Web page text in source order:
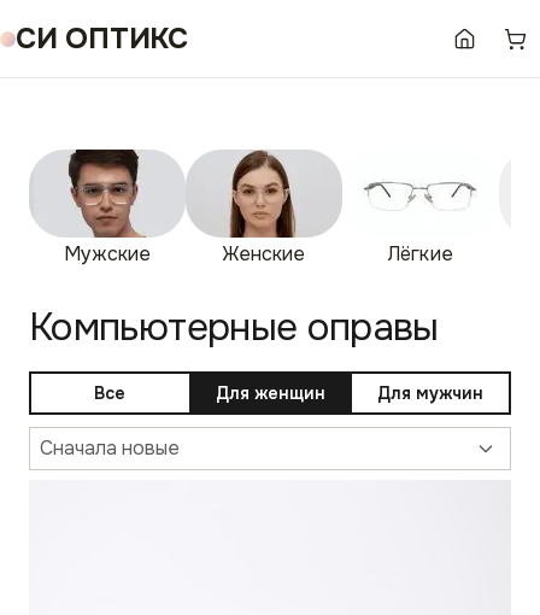
СИ ОПТИКС
Мужские Женские Лёгкие
Компьютерные оправы
Все Для женщин Для мужчин
Сначала новые